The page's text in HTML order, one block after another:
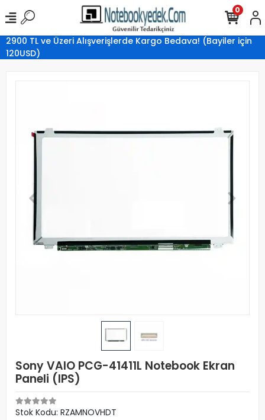
2900 TL ve Üzeri Alışverişlerde Kargo Bedava! (Bayiler için
120USD)
0
Sony VAIO PCG-41411L Notebook Ekran
Paneli (IPS)
Stok Kodu: RZAMNOVHDT